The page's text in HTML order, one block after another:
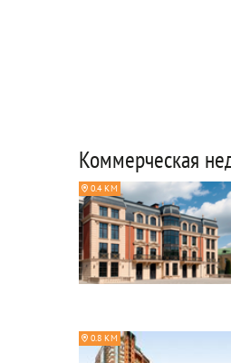
Коммерческая
0.4 КМ
0.8 КМ